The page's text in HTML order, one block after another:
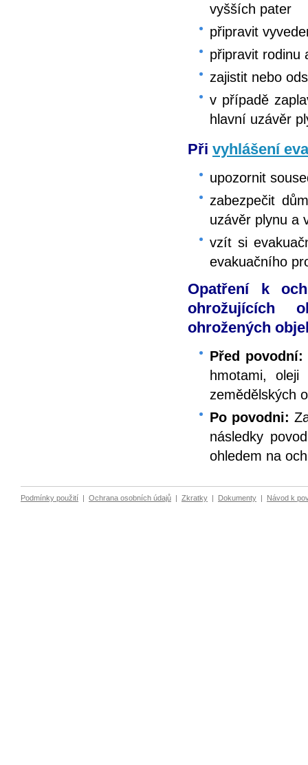
vyšších pater
připravit
připravit rodinu
zajistit nebo
v případě
hlavní uzávěr
Při vyhlášení
upozornit
zabezpečit
uzávěr plynu a
vzít si
evakuačního
Opatření k
ohrožujících
ohrožených
Před povodní:
hmotami,
zemědělských
Po povodni:
následky
ohledem na
Podmínky použití | Ochrana osobních údajů | Zkratky | Dokumenty | Návod k